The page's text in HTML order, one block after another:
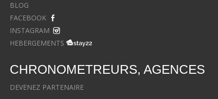
BLOG
FACEBOOK
INSTAGRAM
HEBERGEMENTS
CHRONOMETREURS, AGENCES
DEVENEZ PARTENAIRE